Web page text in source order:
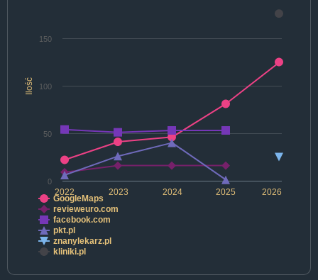
Ilość
2022 2024 2026
2023 2025
0
50
100
150
GoogleMaps
revieweuro.com
facebook.com
pkt.pl
znanylekarz.pl
kliniki.pl